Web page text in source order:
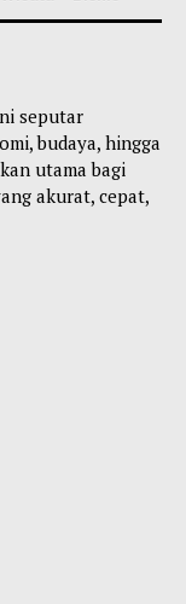
seputar
budaya, hingga
utama bagi
akurat, cepat,